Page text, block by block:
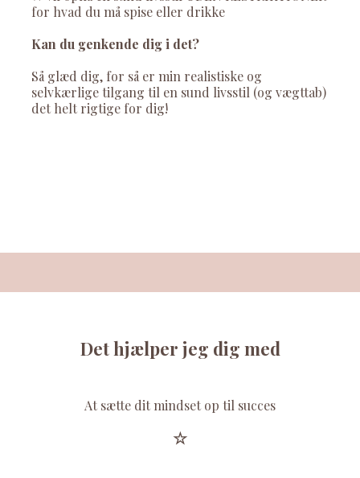
for hvad du må spise eller drikke
Kan du genkende dig i det?
Så glæd dig, for så er min realistiske og
selvkærlige tilgang til en sund livsstil (og vægttab)
det helt rigtige for dig!
Det hjælper jeg dig med
At sætte dit mindset op til succes
☆